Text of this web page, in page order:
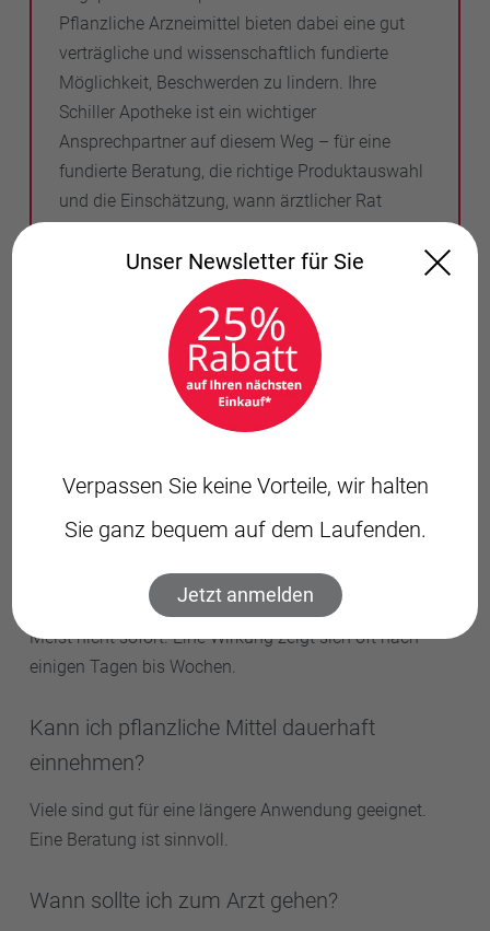
Pflanzliche Arzneimittel bieten dabei eine gut
verträgliche und wissenschaftlich fundierte
Möglichkeit, Beschwerden zu lindern. Ihre
Schiller Apotheke ist ein wichtiger
Ansprechpartner auf diesem Weg – für eine
fundierte Beratung, die richtige Produktauswahl
und die Einschätzung, wann ärztlicher Rat
FAQ: Häufige Fragen zum
Nein, Reizdarm ist nicht gefährlich, kann aber sehr
belastend sein.
Wie schnell wirken pflanzliche Arzneimittel?
Meist nicht sofort. Eine Wirkung zeigt sich oft nach
einigen Tagen bis Wochen.
Kann ich pflanzliche Mittel dauerhaft
einnehmen?
Viele sind gut für eine längere Anwendung geeignet.
Eine Beratung ist sinnvoll.
Wann sollte ich zum Arzt gehen?
Unser Newsletter für Sie
Verpassen Sie keine Vorteile, wir halten
Sie ganz bequem auf dem Laufenden.
Jetzt anmelden